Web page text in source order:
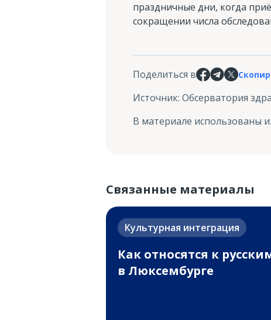
праздничные дни, когда
сокращении числа
Поделиться в
Источник: Обсерватория
В материале использованы
Связанные материалы
Культурная интеграция
Как относятся к
в Люксембурге